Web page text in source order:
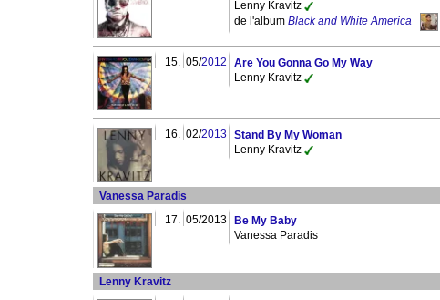
Lenny Kravitz
de l'album Black and White America
15. 05/2012
Are You Gonna Go My Way
Lenny Kravitz
16. 02/2013
Stand By My Woman
Lenny Kravitz
Vanessa Paradis
17. 05/2013
Be My Baby
Vanessa Paradis
Lenny Kravitz